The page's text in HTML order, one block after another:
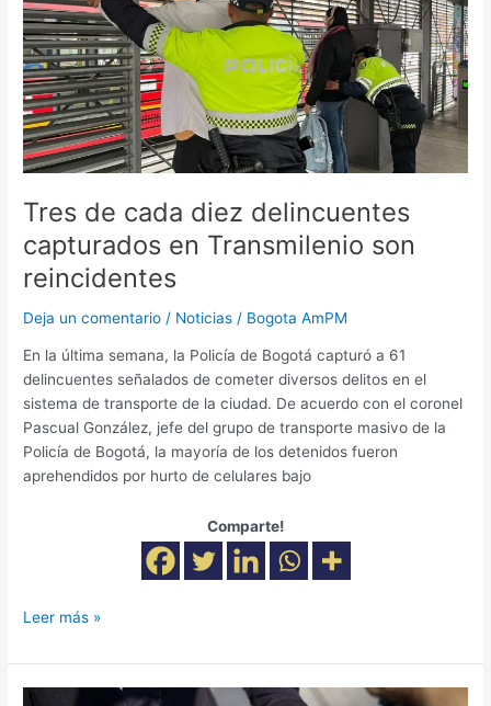
Tres de cada diez delincuentes
capturados en Transmilenio son
reincidentes
Deja un comentario / Noticias / Bogota AmPM
En la última semana, la Policía de Bogotá capturó a 61
delincuentes señalados de cometer diversos delitos en el
sistema de transporte de la ciudad. De acuerdo con el coronel
Pascual González, jefe del grupo de transporte masivo de la
Policía de Bogotá, la mayoría de los detenidos fueron
aprehendidos por hurto de celulares bajo
Comparte!
diez
delincuentes
capturados
en
Transmilenio
son
reincidentes
Leer más »
Hurto